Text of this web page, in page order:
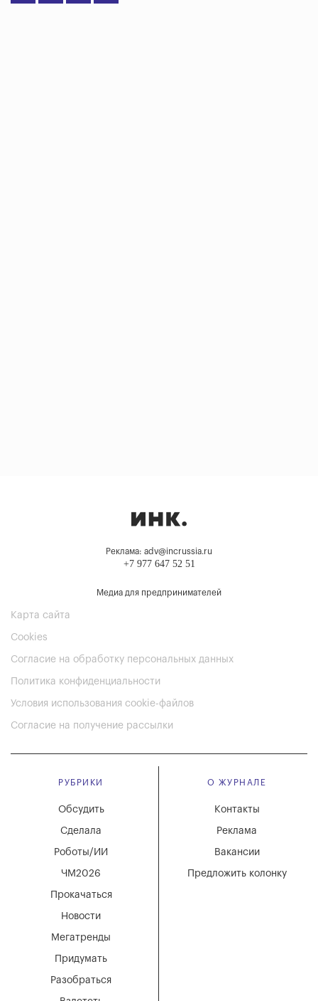
Реклама: adv@incrussia.ru
+7 977 647 52 51
Медиа для предпринимателей
Карта сайта
Cookies
Согласие на обработку персональных данных
Политика конфиденциальности
Условия использования cookie-файлов
Согласие на получение рассылки
РУБРИКИ
Мегатренды
Придумать
Разобраться
Новости
Обсудить
Сделала
Роботы/ИИ
ЧМ2026
Прокачаться
О ЖУРНАЛЕ
Вакансии
Реклама
Контакты
Предложить колонку